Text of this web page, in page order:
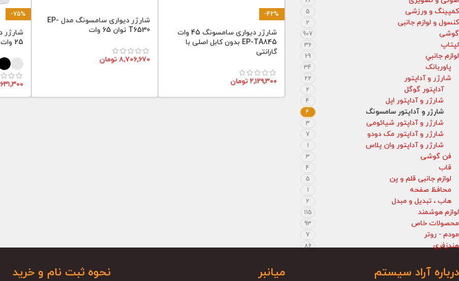
کمپینگ و ورزشی 5
کنسول و لوازم جانبی 2
گوشی 907
لپتاپ 36
لوازم جانبي 69
پاوربانک 34
شارژر و آداپتور 22
آداپتور گوگل 2
شارژر و آداپتور اپل 4
شارژر و آداپتور سامسونگ 4
شارژر و آداپتور شیائومی 3
شارژر و آداپتور مک دودو 7
شارژر و آداپتور وان پلاس 1
فن گوشی 3
قاب 4
لوازم جانبی قلم و پن 5
محافظ صفحه 1
هاب ، تبدیل و مبدل 2
لوازم هوشمند 115
محصولات خاص 93
مودم - روتر 7
هندزفری 86
-42%
شارژر دیواری سامسونگ 45 وات
EP-TA845 بدون کابل اصلی با
گارانتی
۲,۱۲۹,۳۰۰ تومان
شارژر دیواری سامسونگ مدل EP-
T6530 توان 65 وات
۸,۷۰۶,۶۷۰ تومان
-75%
25 وات اوریجینال
۶۳۱,۳۰۰
نحوه ثبت نام و خرید میانبر درباره آراد سیستم